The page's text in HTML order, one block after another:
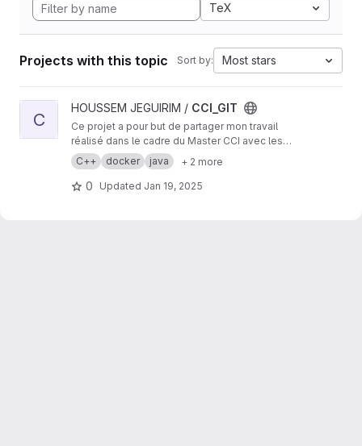
TeX
Projects with this topic Sort by: Most stars
View CCI_GIT project
C
HOUSSEM JEGUIRIM / CCI_GIT
Ce projet a pour but de partager mon travail
réalisé dans le cadre du Master CCI avec les
professeurs, mes camarades de promotion,
ainsi que les futurs étudiants de ce Master.
C++ docker java + 2 more
0 Updated Jan 19, 2025